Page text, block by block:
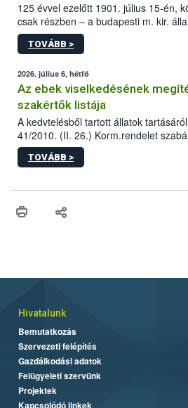
125 évvel ezelőtt 1901. július 15-én,
csak részben – a budapesti m. kir.
állomás a Kis Rókus utca 15. szám
tervezett új épületébe.
TOVÁBB >
2026. július 6, hétfő
Az ebek viselkedésének
szakértők listája
A kedvtelésből tartott állatok
41/2010. (II. 26.) Korm.rendelet
sérülés, illetve ennek veszélye
hatósági feladatokat, valamint a
vonni az ebek viselkedésének
TOVÁBB >
Hivatalunk
Bemutatkozás
Szervezeti felépítés
Gazdálkodási adatok
Felügyeleti szervünk
Projektek
Kapcsolódó linkek